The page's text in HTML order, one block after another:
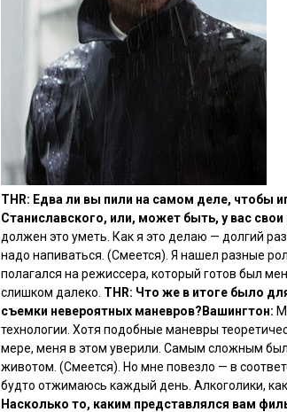
THR: Едва ли вы пили на самом деле, чтобы
Станиславского, или, может быть, у вас
должен это уметь. Как я это делаю — долгий
надо напиваться. (Смеется). Я нашел разные
полагался на режиссера, который готов был
слишком далеко. THR: Что же в итоге было
съемки невероятных маневров? Вашингтон:
технологии. Хотя подобные маневры
мере, меня в этом уверили. Самым сложным
животом. (Смеется). Но мне повезло — в
будто отжимаюсь каждый день. Алкоголики,
Насколько то, каким представлялся вам